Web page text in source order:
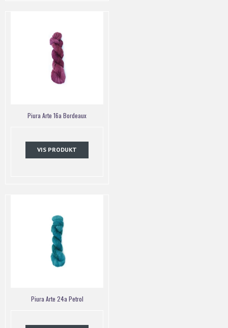
Piura Arte 16a Bordeaux
VIS PRODUKT
Piura Arte 24a Petrol